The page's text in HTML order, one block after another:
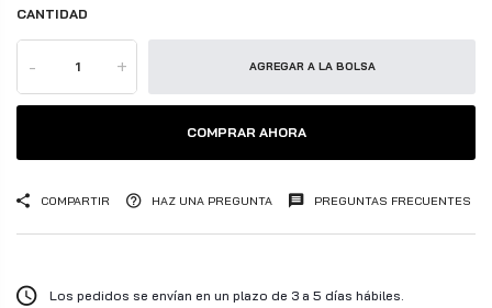
CANTIDAD
- + AGREGAR A LA BOLSA
COMPRAR AHORA
COMPARTIR HAZ UNA PREGUNTA PREGUNTAS FRECUENTES
Los pedidos se envían en un plazo de 3 a 5 días hábiles.